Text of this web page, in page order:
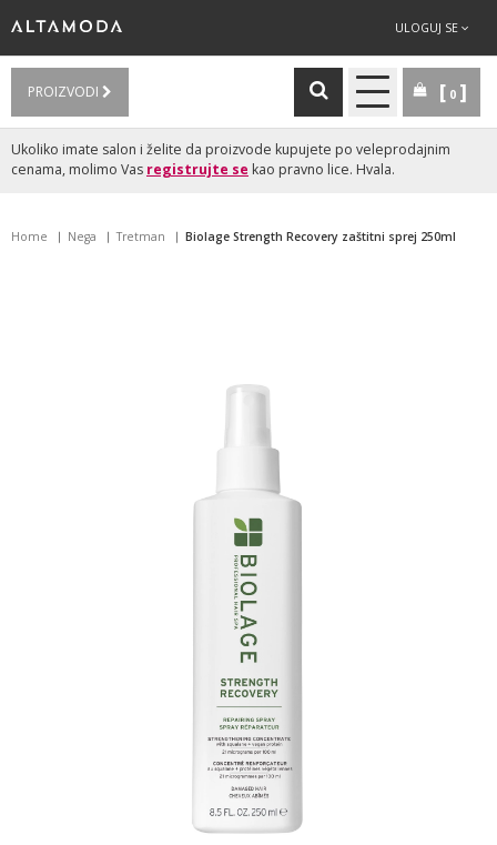
ULOGUJ SE
PROIZVODI 0
Ukoliko imate salon i želite da proizvode kupujete po veleprodajnim
cenama, molimo Vas registrujte se kao pravno lice. Hvala.
Home Nega Tretman Biolage Strength Recovery zaštitni sprej 250ml